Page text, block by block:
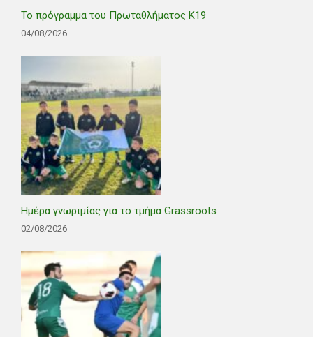
Το πρόγραμμα του Πρωταθλήματος Κ19
04/08/2026
Ημέρα γνωριμίας για το τμήμα Grassroots
02/08/2026